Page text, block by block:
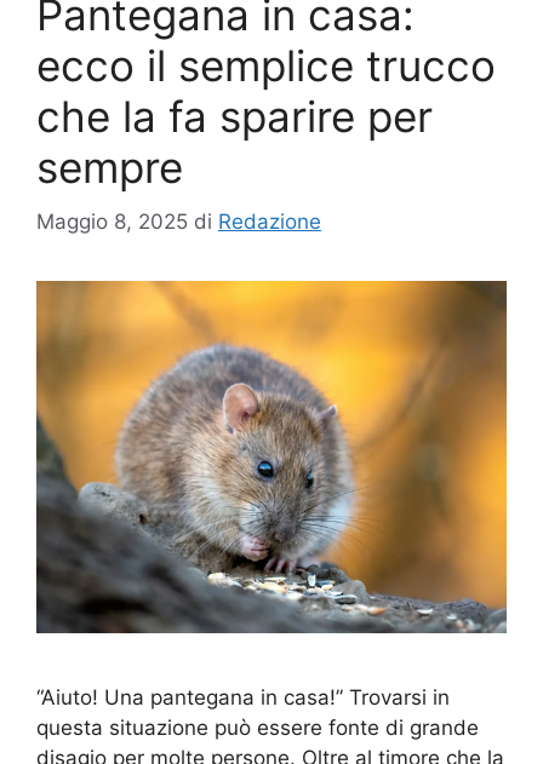
Pantegana in casa:
ecco il semplice trucco
che la fa sparire per
sempre
Maggio 8, 2025 di Redazione
“Aiuto! Una pantegana in casa!” Trovarsi in
questa situazione può essere fonte di grande
disagio per molte persone. Oltre al timore che la